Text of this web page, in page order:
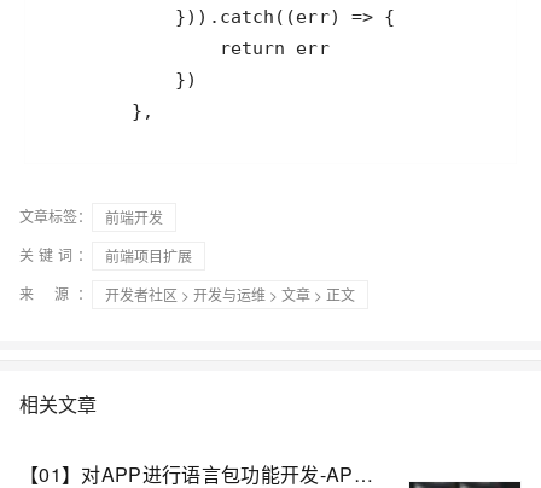
                return err
        },
文章标签：
前端开发
关键词：
前端项目扩展
来 源：
开发者社区 > 开发与运维 > 文章 > 正文
相关文章
【01】对APP进行语言包功能开发-APP自动识别地区ip后分配对应的语言功能复杂吗？-成熟app项目语言包功能定制开发-前端以uniapp-基于vue.js后端以laravel基于php为例项目实战-优雅草卓伊凡